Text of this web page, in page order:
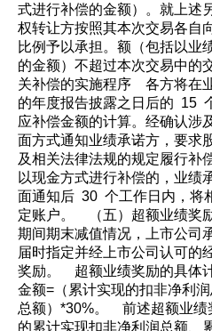
式进行补偿的金额）。就上述
权转让方按照其本次交易各自
比例予以承担。额（包括以业
的金额）不超过本次交易中
关补偿的实施程序 各方将在
的年度报告披露之日后的 15
应补偿金额的计算。经确认涉
面方式通知业绩承诺方，要求
及相关法律法规的规定履行补
以现金方式进行补偿的，业绩
面通知后 30 个工作日内，将
定账户。 （五）超额业绩奖
期间期末减值情况，上市公司
届时指定并经上市公司认可的
奖励。 超额业绩奖励的具体
金额=（累计实现的扣非净利
总额）*30%。 前述超额业绩
的累计实现扣非净利润总额、